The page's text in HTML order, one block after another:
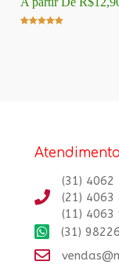
Atendimento
(31)
(21) 4063
(11)
(31)